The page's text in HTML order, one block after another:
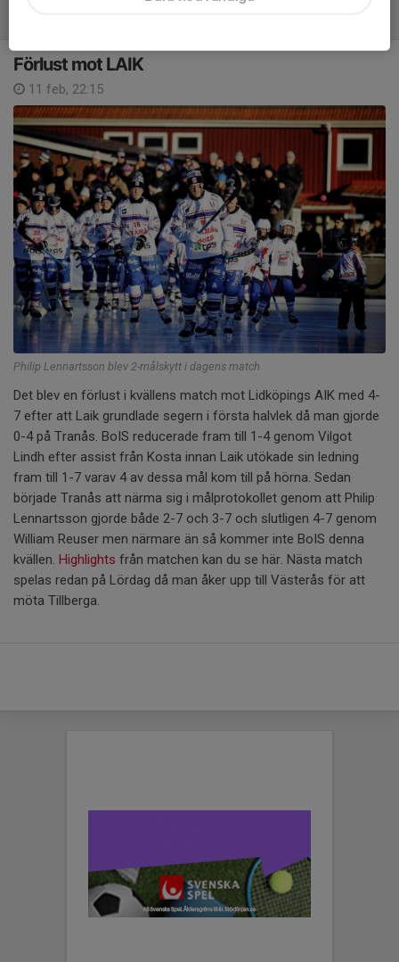
Förlust mot LAIK
11 feb, 22:15
Philip Lennartsson blev 2-målskytt i dagens match
Det blev en förlust i kvällens match mot Lidköpings AIK med 4-
7 efter att Laik grundlade segern i första halvlek då man gjorde
0-4 på Tranås. BoIS reducerade fram till 1-4 genom Vilgot
Lindh efter assist från Kosta innan Laik utökade sin ledning
fram till 1-7 varav 4 av dessa mål kom till på hörna. Sedan
började Tranås att närma sig i målprotokollet genom att Philip
Lennartsson gjorde både 2-7 och 3-7 och slutligen 4-7 genom
William Reuser men närmare än så kommer inte BoIS denna
kvällen. Highlights från matchen kan du se här. Nästa match
spelas redan på Lördag då man åker upp till Västerås för att
möta Tillberga.